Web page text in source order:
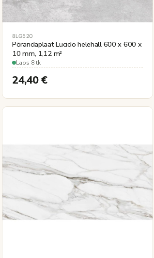
8LG520
Põrandaplaat Lucido helehall 600 x 600 x
10 mm, 1,12 m²
Laos 8 tk
24,40€